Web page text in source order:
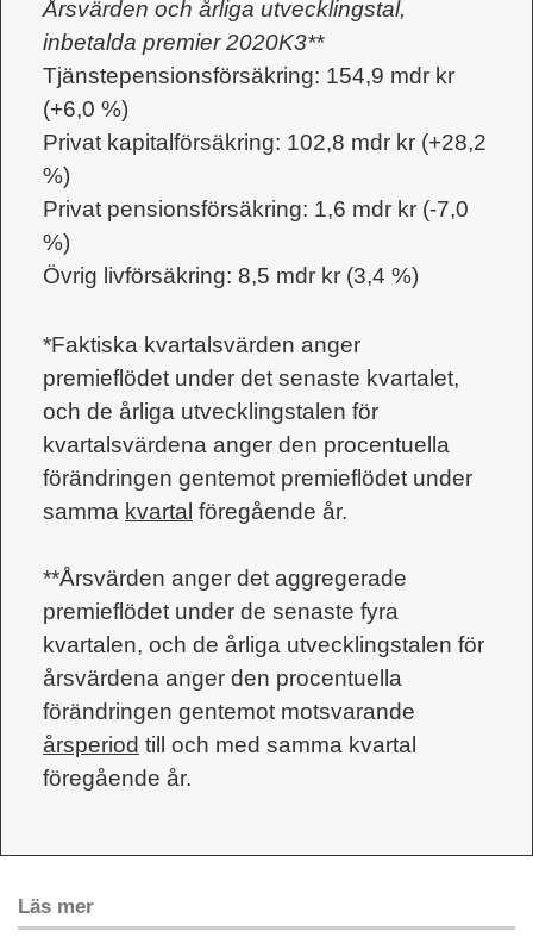
Årsvärden och årliga utvecklingstal,
inbetalda premier 2020K3**
Tjänstepensionsförsäkring: 154,9 mdr kr
(+6,0 %)
Privat kapitalförsäkring: 102,8 mdr kr (+28,2
%)
Privat pensionsförsäkring: 1,6 mdr kr (-7,0
%)
Övrig livförsäkring: 8,5 mdr kr (3,4 %)
*Faktiska kvartalsvärden anger
premieflödet under det senaste kvartalet,
och de årliga utvecklingstalen för
kvartalsvärdena anger den procentuella
förändringen gentemot premieflödet under
samma kvartal föregående år.
**Årsvärden anger det aggregerade
premieflödet under de senaste fyra
kvartalen, och de årliga utvecklingstalen för
årsvärdena anger den procentuella
förändringen gentemot motsvarande
årsperiod till och med samma kvartal
föregående år.
Läs mer